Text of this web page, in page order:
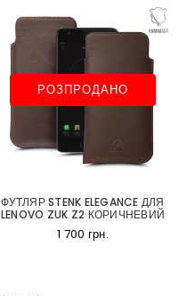
РОЗПРОДАНО
ФУТЛЯР STENK ELEGANCE ДЛЯ
LENOVO ZUK Z2 КОРИЧНЕВИЙ
1 700 грн.